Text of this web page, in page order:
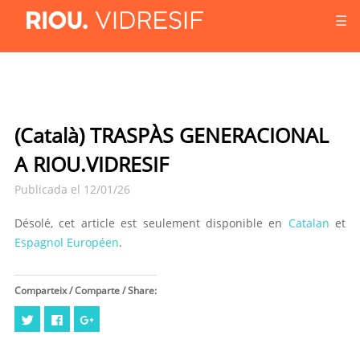
☰
(Català) TRASPÀS GENERACIONAL
A RIOU.VIDRESIF
Publicada el 12/01/26
Désolé, cet article est seulement disponible en Catalan et
Espagnol Européen.
Comparteix / Comparte / Share:
Cliquez
pour
partager
Cliquez
pour
partagerpartager